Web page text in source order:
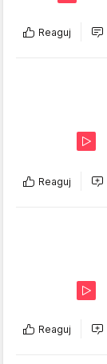
Reaguj
Reaguj
Reaguj